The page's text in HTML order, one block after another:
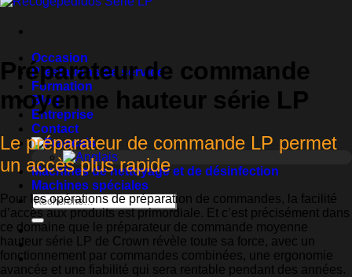
Occasion
Prestations de service
Formation
Blog
Entreprise
Contact
Machines de nettoyage et de désinfection
Machines spéciales
Recherche
pour :
Préparateur de commande
moyenne hauteur série LP
Le préparateur de commande LP permet
un accès plus rapide
Pour les opérations de préparation de commandes, la facilité
d’accès aux produits est primordiale. Et c’est précisément dans
ce domaine que le préparateur de commande moyenne
hauteur série LP de Crown révèle toute sa force, avec un
fonctionnement par commandes combinées, une ergonomie
avancée et une fiabilité qui sera rentable pendant des années.